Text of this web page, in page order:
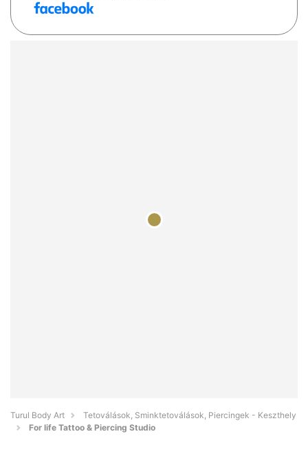
Turul Body Art
Tetoválások, Sminktetoválások, Piercingek - Keszthely
For life Tattoo & Piercing Studio